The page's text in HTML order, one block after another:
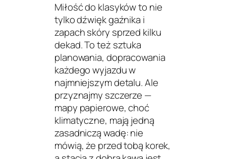
Miłość do klasyków to nie
tylko dźwięk gaźnika i
zapach skóry sprzed kilku
dekad. To też sztuka
planowania, dopracowania
każdego wyjazdu w
najmniejszym detalu. Ale
przyznajmy szczerze —
mapy papierowe, choć
klimatyczne, mają jedną
zasadniczą wadę: nie
mówią, że przed tobą korek,